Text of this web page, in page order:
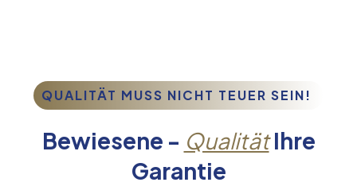
QUALITÄT MUSS NICHT TEUER SEIN!
Bewiesene - QualitätIhre
Garantie